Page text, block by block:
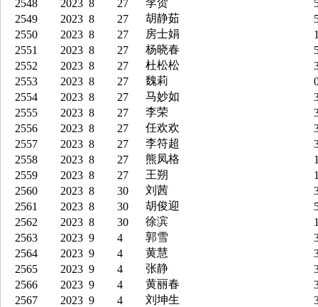
2548 2023 8 27 李贺
2549
2023 8 27 胡静茹
2550
2023 8 27 房士娟
2551
2023 8 27 杨晓春
2552
2023 8 27 杜松松
2553
2023 8 27 魏莉
2554
2023 8 27 马妙如
2555
2023 8 27 李荣
2556
2023 8 27 任欢欢
2557
2023 8 27 李符超
2558
2023 8 27 熊凤格
2559
2023 8 27 王朔
2560
2023 8 30 刘茜
2561
2023 8 30 胡俊迎
2562
2023 8 30 徐滨
2563
2023 9 4 郭雪
2564
2023 9 4 黄慧
2565
2023 9 4 张静
2566
2023 9 4 黄丽春
2567
2023 9 4 刘坤生